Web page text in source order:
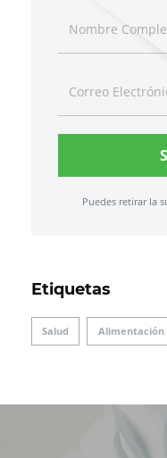
Puedes retirar la
Etiquetas
Salud Alimentación